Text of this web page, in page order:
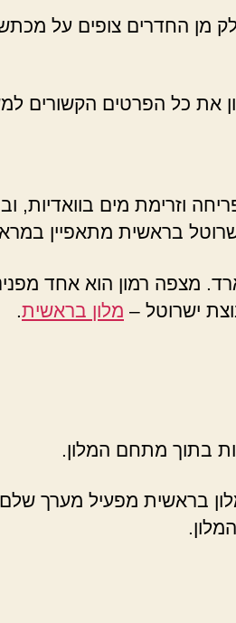
מן החדרים צופים על
את כל הפרטים הקשורים
וזרימת מים בוואדיות,
בראשית מתאפיין
מצפה רמון הוא אחד
ישרוטל – מלון בראשית
בתוך מתחם המלון.
בראשית מפעיל מערך